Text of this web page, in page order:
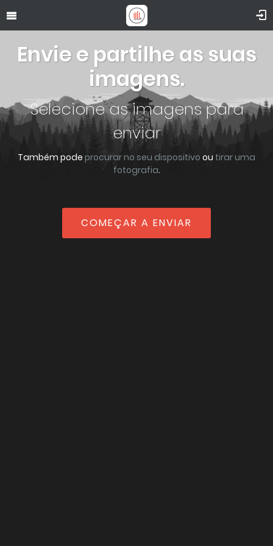
Envie e partilhe as suas
imagens.
Selecione as imagens para
enviar
Também pode procurar no seu dispositivo ou tirar uma
fotografia.
COMEÇAR A ENVIAR